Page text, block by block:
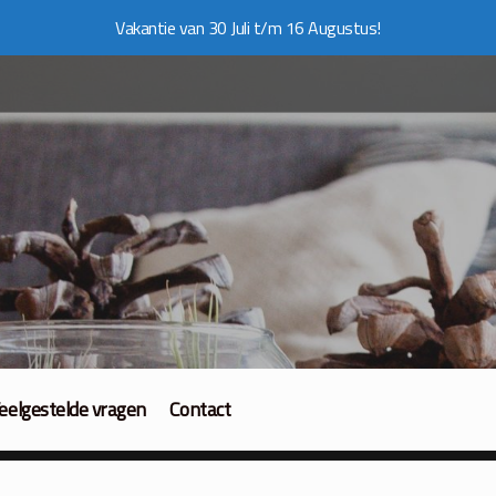
Vakantie van 30 Juli t/m 16 Augustus!
vragen Contact